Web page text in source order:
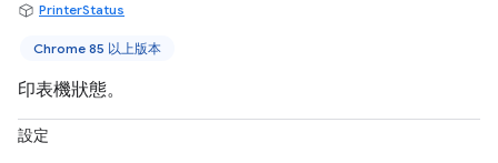
PrinterStatus
Chrome 85 以上版本
印表機狀態。
設定